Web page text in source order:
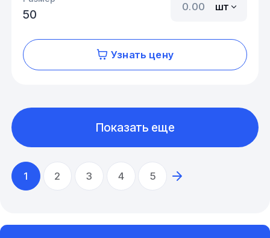
50
шт
Узнать цену
1 2 3 4 5
Показать еще